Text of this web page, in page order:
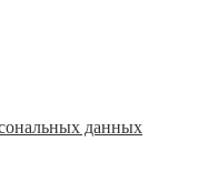
данных